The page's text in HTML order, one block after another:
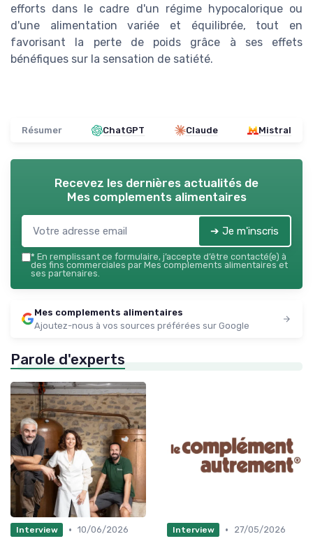
efforts dans le cadre d'un régime hypocalorique ou
d'une alimentation variée et équilibrée, tout en
favorisant la perte de poids grâce à ses effets
bénéfiques sur la sensation de satiété.
Résumer ChatGPT Claude Mistral
Recevez les dernières actualités de
Mes complements alimentaires
➔ Je m'inscris
* En remplissant ce formulaire, j’accepte d’être contacté(e) à
des fins commerciales par Mes complements alimentaires et
ses partenaires.
Mes complements alimentaires
Ajoutez-nous à vos sources préférées sur Google
Parole d'experts
Interview • 10/06/2026
Interview •
27/05/2026